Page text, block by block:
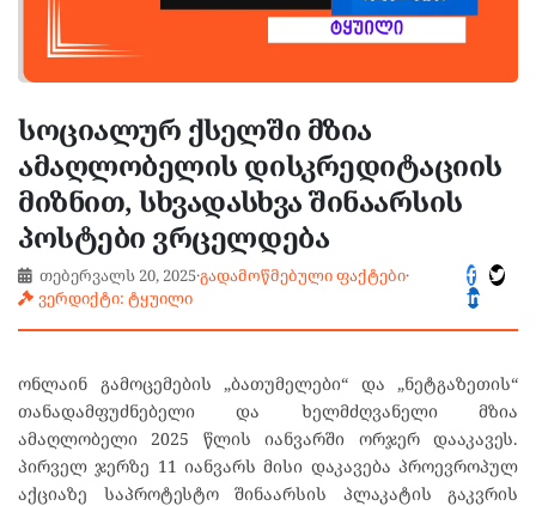
სოციალურ ქსელში მზია
ამაღლობელის დისკრედიტაციის
მიზნით, სხვადასხვა შინაარსის
პოსტები ვრცელდება
თებერვალს 20, 2025·გადამოწმებული ფაქტები·
ვერდიქტი: ტყუილი
ონლაინ გამოცემების „ბათუმელები“ და „ნეტგაზეთის“
თანადამფუძნებელი და ხელმძღვანელი მზია
ამაღლობელი 2025 წლის იანვარში ორჯერ დააკავეს.
პირველ ჯერზე 11 იანვარს მისი დაკავება პროევროპულ
აქციაზე საპროტესტო შინაარსის პლაკატის გაკვრის